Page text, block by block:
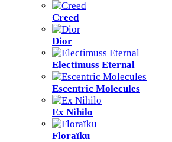
Creed
Dior
Electimuss Eternal
Escentric Molecules
Ex Nihilo
Floraïku